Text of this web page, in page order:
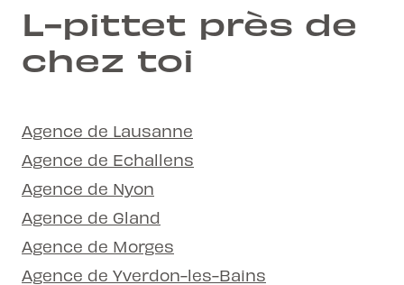
L-pittet près de
chez toi
Agence de Lausanne
Agence de Echallens
Agence de Nyon
Agence de Gland
Agence de Morges
Agence de Yverdon-les-Bains